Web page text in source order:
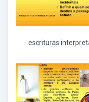
escrituras